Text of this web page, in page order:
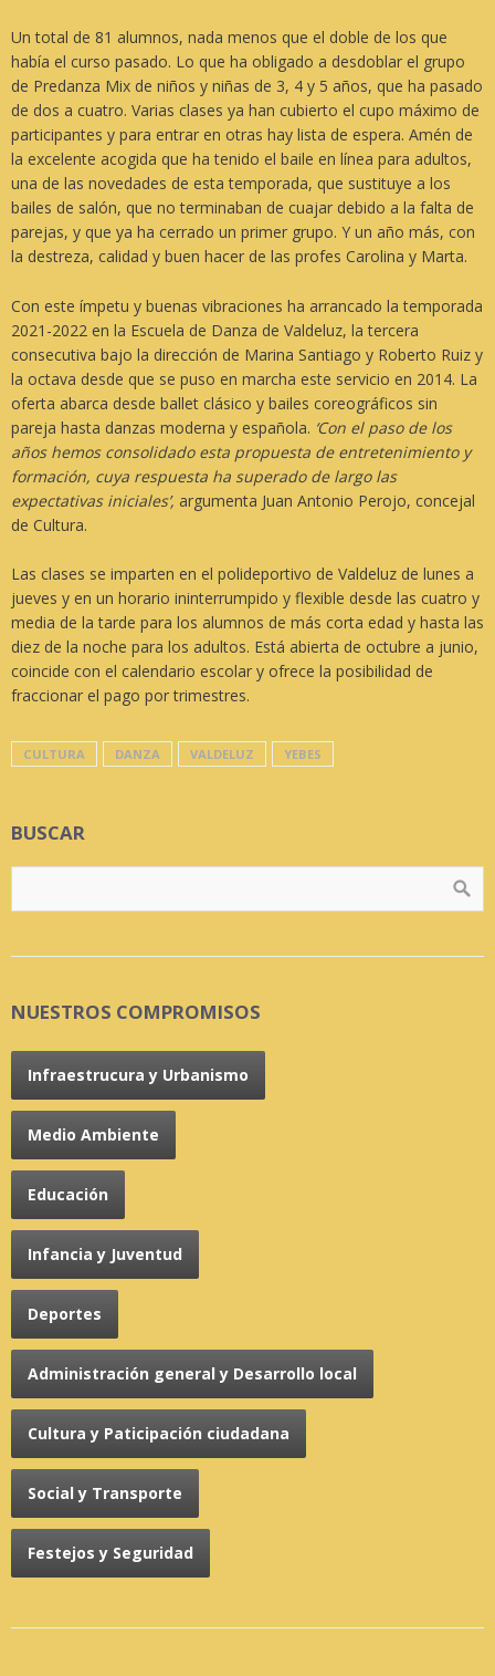
Un total de 81 alumnos, nada menos que el doble de los que
había el curso pasado. Lo que ha obligado a desdoblar el grupo
de Predanza Mix de niños y niñas de 3, 4 y 5 años, que ha pasado
de dos a cuatro. Varias clases ya han cubierto el cupo máximo de
participantes y para entrar en otras hay lista de espera. Amén de
la excelente acogida que ha tenido el baile en línea para adultos,
una de las novedades de esta temporada, que sustituye a los
bailes de salón, que no terminaban de cuajar debido a la falta de
parejas, y que ya ha cerrado un primer grupo. Y un año más, con
la destreza, calidad y buen hacer de las profes Carolina y Marta.
Con este ímpetu y buenas vibraciones ha arrancado la temporada
2021-2022 en la Escuela de Danza de Valdeluz, la tercera
consecutiva bajo la dirección de Marina Santiago y Roberto Ruiz y
la octava desde que se puso en marcha este servicio en 2014. La
oferta abarca desde ballet clásico y bailes coreográficos sin
pareja hasta danzas moderna y española. ‘Con el paso de los
años hemos consolidado esta propuesta de entretenimiento y
formación, cuya respuesta ha superado de largo las
expectativas iniciales’, argumenta Juan Antonio Perojo, concejal
de Cultura.
Las clases se imparten en el polideportivo de Valdeluz de lunes a
jueves y en un horario ininterrumpido y flexible desde las cuatro y
media de la tarde para los alumnos de más corta edad y hasta las
diez de la noche para los adultos. Está abierta de octubre a junio,
coincide con el calendario escolar y ofrece la posibilidad de
fraccionar el pago por trimestres.
CULTURA DANZA VALDELUZ YEBES
BUSCAR
NUESTROS COMPROMISOS
Infraestrucura y Urbanismo
Medio Ambiente
Educación
Infancia y Juventud
Deportes
Administración general y Desarrollo local
Cultura y Paticipación ciudadana
Social y Transporte
Festejos y Seguridad